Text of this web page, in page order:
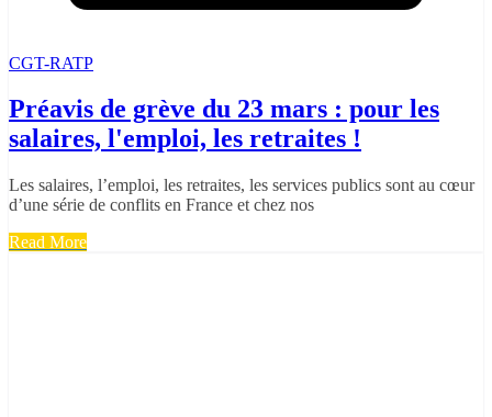
CGT-RATP
Préavis de grève du 23 mars : pour les
salaires, l'emploi, les retraites !
Les salaires, l’emploi, les retraites, les services publics sont au cœur
d’une série de conflits en France et chez nos
Read More